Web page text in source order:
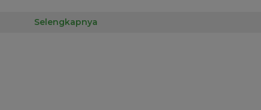
Selengkapnya